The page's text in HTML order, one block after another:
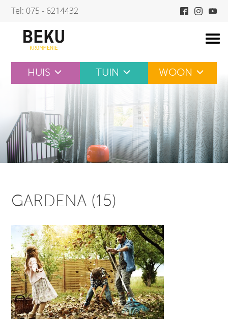
Skip
content
Tel: 075 - 6214432
HUIS TUIN WOON
GARDENA (15)